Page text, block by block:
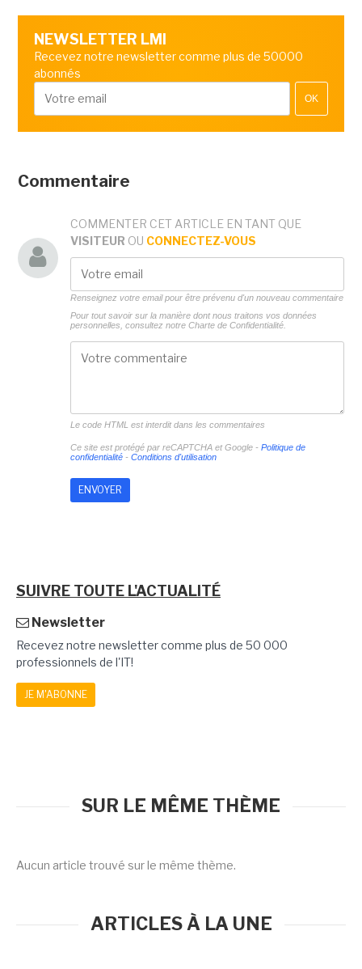
NEWSLETTER LMI
Recevez notre newsletter comme plus de 50000
abonnés
OK
Commentaire
COMMENTER CET ARTICLE EN TANT QUE
VISITEUR OU CONNECTEZ-VOUS
Renseignez votre email pour être prévenu d'un nouveau commentaire
Pour tout savoir sur la manière dont nous traitons vos données
personnelles, consultez notre Charte de Confidentialité.
Le code HTML est interdit dans les commentaires
Ce site est protégé par reCAPTCHA et Google - Politique de
confidentialité- Conditions d'utilisation
SUIVRE TOUTE L'ACTUALITÉ
Newsletter
Recevez notre newsletter comme plus de 50 000
professionnels de l'IT!
JE M'ABONNE
SUR LE MÊME THÈME
Aucun article trouvé sur le même thème.
ARTICLES À LA UNE